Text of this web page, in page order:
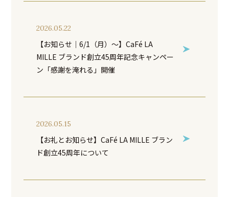
2026.05.22
【お知らせ｜6/1（月）～】CaFé LA
MILLE ブランド創立45周年記念キャンペー
ン「感謝を淹れる」開催
2026.05.15
【お礼とお知らせ】CaFé LA MILLE ブラン
ド創立45周年について